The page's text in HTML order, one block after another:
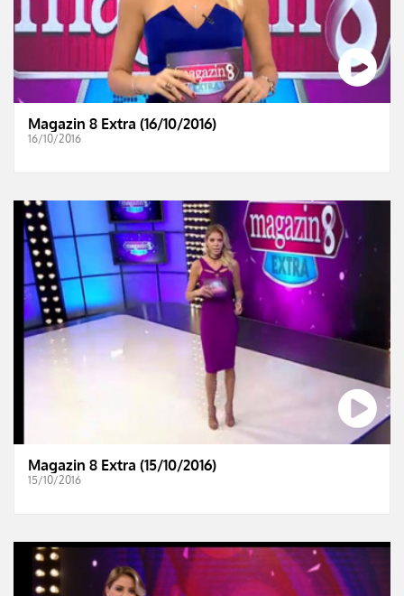
Magazin 8 Extra (16/10/2016)
16/10/2016
Magazin 8 Extra (15/10/2016)
15/10/2016